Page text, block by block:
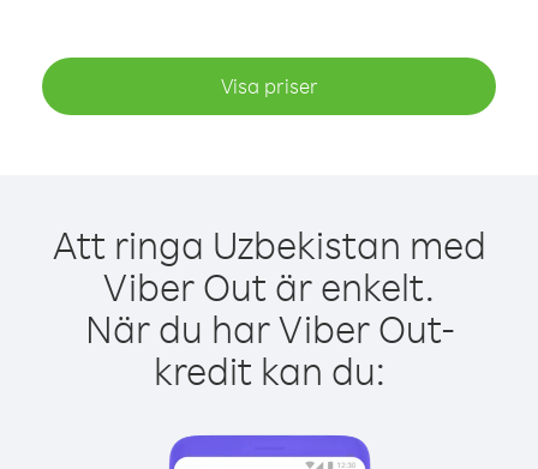
Visa priser
Att ringa Uzbekistan med
Viber Out är enkelt.
När du har Viber Out-
kredit kan du: